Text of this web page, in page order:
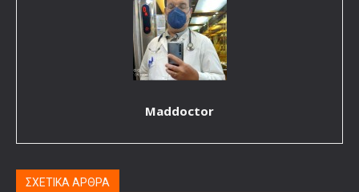
Maddoctor
ΣΧΕΤΙΚΑ ΑΡΘΡΑ